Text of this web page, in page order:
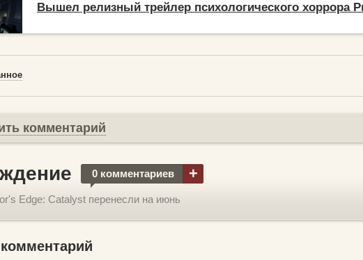
Вышел релизный трейлер психологического хоррора
комментарий
0 комментариев +
Edge: Catalyst перенесли на июнь